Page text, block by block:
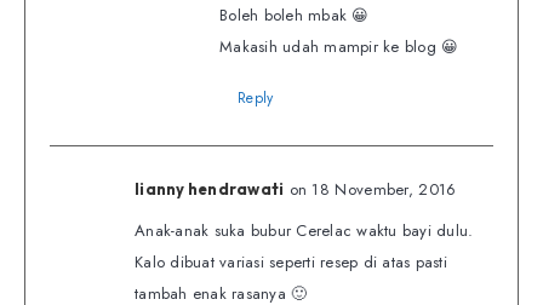
Boleh boleh mbak 😀
Makasih udah mampir ke blog 😀
Reply
lianny hendrawati on 18 November, 2016
Anak-anak suka bubur Cerelac waktu bayi dulu.
Kalo dibuat variasi seperti resep di atas pasti
tambah enak rasanya 🙂